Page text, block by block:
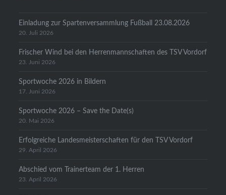
Einladung zur Spartenversammlung Fußball 23.08.2026
20. Juli 2026
Frischer Wind bei den Herrenmannschaften des TSV Vordorf
23. Juni 2026
Sportwoche 2026 in Bildern
17. Juni 2026
Sportwoche 2026 – Save the Date(s)
20. Mai 2026
Erfolgreiche Landesmeisterschaften für den TSV Vordorf
29. April 2026
Abschied vom Trainerteam der 1. Herren
23. April 2026